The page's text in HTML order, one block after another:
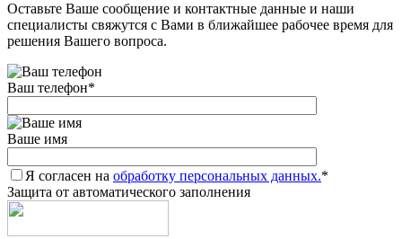
Оставьте Ваше сообщение и контактные данные и наши
специалисты свяжутся с Вами в ближайшее рабочее время для
решения Вашего вопроса.
Ваш телефон*
Ваше имя
Я согласен на обработку персональных данных.*
Защита от автоматического заполнения